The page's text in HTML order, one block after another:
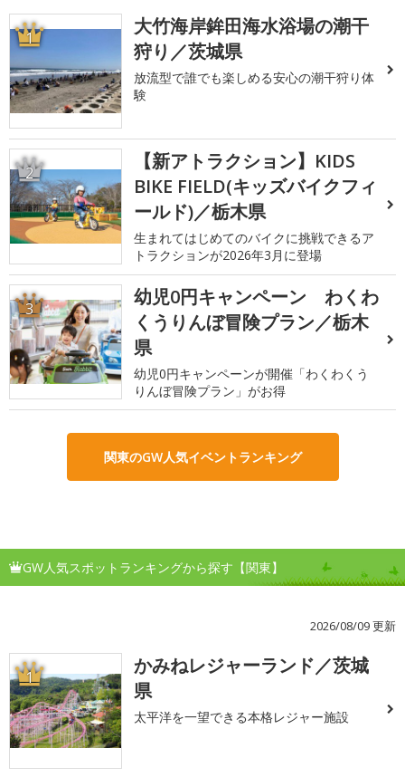
1
大竹海岸鉾田海水浴場の潮干
狩り／茨城県
放流型で誰でも楽しめる安心の潮干狩り体
験
2
【新アトラクション】KIDS
BIKE FIELD(キッズバイクフィ
ールド)／栃木県
生まれてはじめてのバイクに挑戦できるア
トラクションが2026年3月に登場
3
幼児0円キャンペーン わくわ
くうりんぼ冒険プラン／栃木
県
幼児0円キャンペーンが開催「わくわくう
りんぼ冒険プラン」がお得
関東のGW人気イベントランキング
GW人気スポットランキングから探す【関東】
2026/08/09 更新
1
かみねレジャーランド／茨城
県
太平洋を一望できる本格レジャー施設